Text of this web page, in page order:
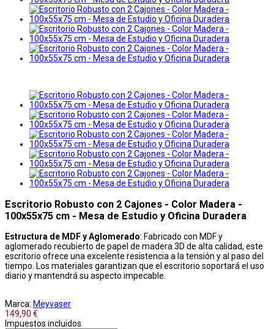
Escritorio Robusto con 2 Cajones - Color Madera -
100x55x75 cm - Mesa de Estudio y Oficina Duradera
Estructura de MDF y Aglomerado: Fabricado con MDF y
aglomerado recubierto de papel de madera 3D de alta calidad, este
escritorio ofrece una excelente resistencia a la tensión y al paso del
tiempo. Los materiales garantizan que el escritorio soportará el uso
diario y mantendrá su aspecto impecable.
Marca: Meyvaser
149,90 €
Impuestos incluidos